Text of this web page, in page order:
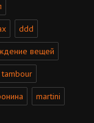
ddd
вещей
tambour
martini